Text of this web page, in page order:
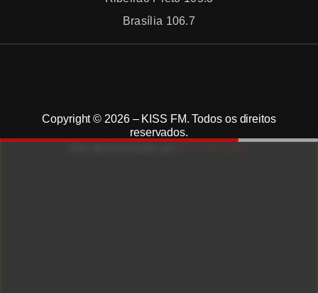
Brasília 106.7
Copyright © 2026 – KISS FM. Todos os direitos
reservados.